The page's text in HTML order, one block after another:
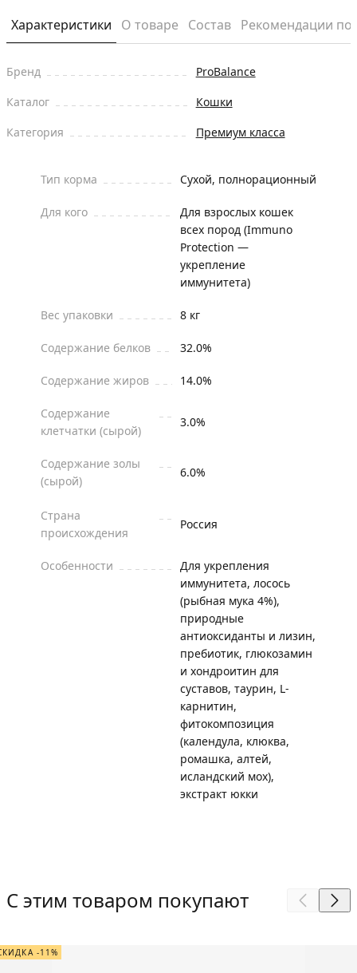
Характеристики О товаре Состав Рекомендации
Бренд
ProBalance
Каталог
Кошки
Категория
Премиум класса
Тип корма Сухой, полнорационный
Для кого
Для взрослых кошек
всех пород (Immuno
Protection —
укрепление
иммунитета)
Вес упаковки 8 кг
Содержание белков 32.0%
Содержание жиров 14.0%
Содержание
клетчатки (сырой)
3.0%
Содержание золы
(сырой)
6.0%
Страна
происхождения
Россия
Особенности
Для укрепления
иммунитета, лосось
(рыбная мука 4%),
природные
антиоксиданты и лизин,
пребиотик, глюкозамин
и хондроитин для
суставов, таурин, L-
карнитин,
фитокомпозиция
(календула, клюква,
ромашка, алтей,
исландский мох),
экстракт юкки
С этим товаром покупают
-11%